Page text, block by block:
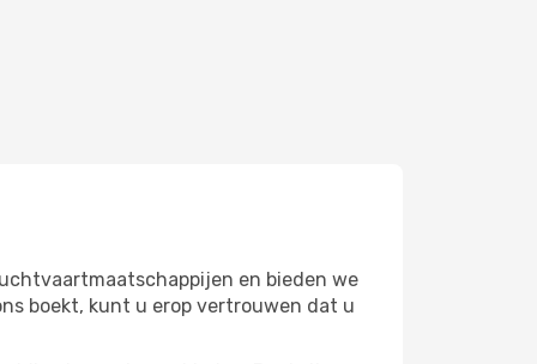
en bieden we
boekt, kunt u erop vertrouwen dat u